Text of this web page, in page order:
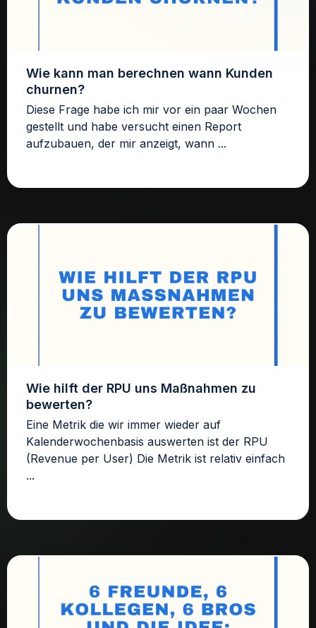
Wie kann man berechnen wann Kunden
churnen?
Diese Frage habe ich mir vor ein paar Wochen
gestellt und habe versucht einen Report
aufzubauen, der mir anzeigt, wann ...
Wie hilft der RPU uns Maßnahmen zu
bewerten?
Eine Metrik die wir immer wieder auf
Kalenderwochenbasis auswerten ist der RPU
(Revenue per User) Die Metrik ist relativ einfach
...